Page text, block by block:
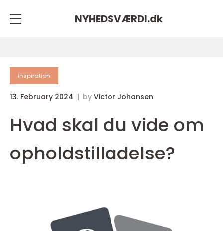
NYHEDSVÆRDI.dk
inspiration
13. February 2024 by Victor Johansen
Hvad skal du vide om
opholdstilladelse?